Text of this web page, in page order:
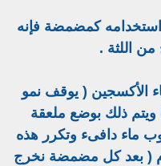
استخدامه كمضمضة فإنه
من اللثة .
الأكسجين ( يوقف نمو
ويتم ذلك بوضع ملعقة
ماء دافىء وتكرر هذه
في اليوم ( بعد كل مضمضة نخرج